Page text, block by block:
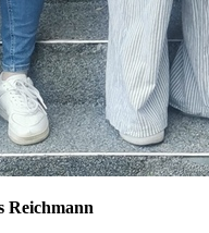
Reichmann